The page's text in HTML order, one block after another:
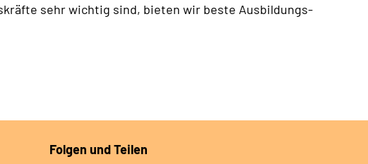
sehr wichtig sind, bieten wir beste Ausbildungs-
Folgen und Teilen